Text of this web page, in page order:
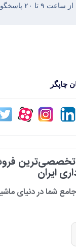
چاپگر
ایران
شما در دنیای
که کسب‌وکارها و سازمان‌ها
دسترسی به ابزارهای